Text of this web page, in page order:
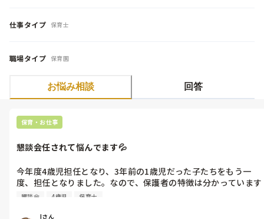
仕事タイプ 保育士
職場タイプ 保育園
お悩み相談 回答
保育・お仕事
懇談会任されて悩んでます💦
今年度4歳児担任となり、3年前の1歳児だった子たちをもう一
度、担任となりました。なので、保護者の特徴は分かっています
が、リーダーの先生から、保育参観後の懇談会を任されました💧
こと、子育ての悩みなどを3グループに分かれて聞いたようです
懇談会 4歳児 保育士
Iさん